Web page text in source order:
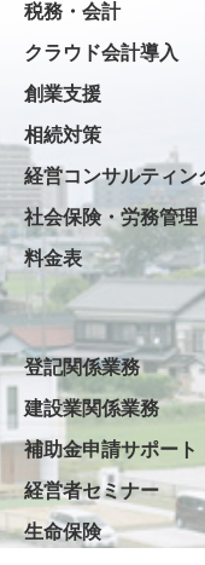
税務・会計
クラウド会計導入
創業支援
相続対策
経営コンサルティン
社会保険・労務管理
料金表
登記関係業務
建設業関係業務
補助金申請サポート
経営者セミナー
生命保険